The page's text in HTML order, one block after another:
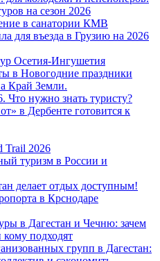
на сезон 2026
в санатории КМВ
для въезда в Грузию на 2026
Осетия-Ингушетия
в Новогодние праздники
Край Земли.
Что нужно знать туристу?
в Дербенте готовится к
Trail 2026
туризм в России и
делает отдых доступным!
в Крснодаре
в Дагестан и Чечню: зачем
подходят
групп в Дагестан: